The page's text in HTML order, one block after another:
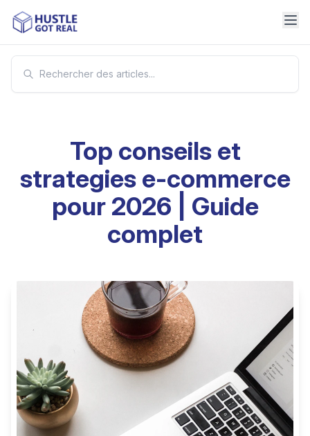
Top conseils et
strategies e-commerce
pour 2026 | Guide
complet